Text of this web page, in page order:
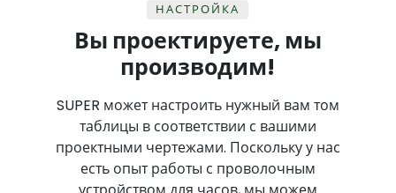
НАСТРОЙКА
Вы проектируете, мы
производим!
SUPER может настроить нужный вам том
таблицы в соответствии с вашими
проектными чертежами. Поскольку у нас
есть опыт работы с проволочным